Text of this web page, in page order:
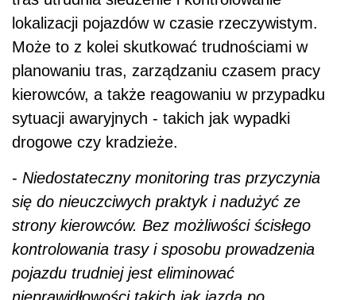
lokalizacji pojazdów w czasie rzeczywistym.
Może to z kolei skutkować trudnościami w
planowaniu tras, zarządzaniu czasem pracy
kierowców, a także reagowaniu w przypadku
sytuacji awaryjnych - takich jak wypadki
drogowe czy kradzieże.
- Niedostateczny monitoring tras przyczynia
się do nieuczciwych praktyk i nadużyć ze
strony kierowców. Bez możliwości ścisłego
kontrolowania trasy i sposobu prowadzenia
pojazdu trudniej jest eliminować